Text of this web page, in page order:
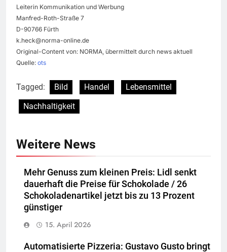
Leiterin Kommunikation und Werbung
Manfred-Roth-Straße 7
D-90766 Fürth
k.heck@norma-online.de
Original-Content von: NORMA, übermittelt durch news aktuell
Quelle: ots
Tagged: Bild Handel
Lebensmittel
Nachhaltigkeit
Weitere News
Mehr Genuss zum kleinen Preis: Lidl senkt
dauerhaft die Preise für Schokolade / 26
Schokoladenartikel jetzt bis zu 13 Prozent
günstiger
15. April 2026
Automatisierte Pizzeria: Gustavo Gusto bringt